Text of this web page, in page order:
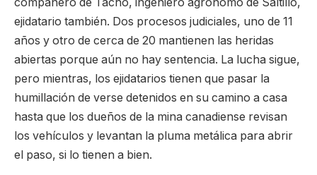
ejidatario también. Dos procesos judiciales, uno de 11
años y otro de cerca de 20 mantienen las heridas
abiertas porque aún no hay sentencia. La lucha sigue,
pero mientras, los ejidatarios tienen que pasar la
humillación de verse detenidos en su camino a casa
hasta que los dueños de la mina canadiense revisan
los vehículos y levantan la pluma metálica para abrir
el paso, si lo tienen a bien.